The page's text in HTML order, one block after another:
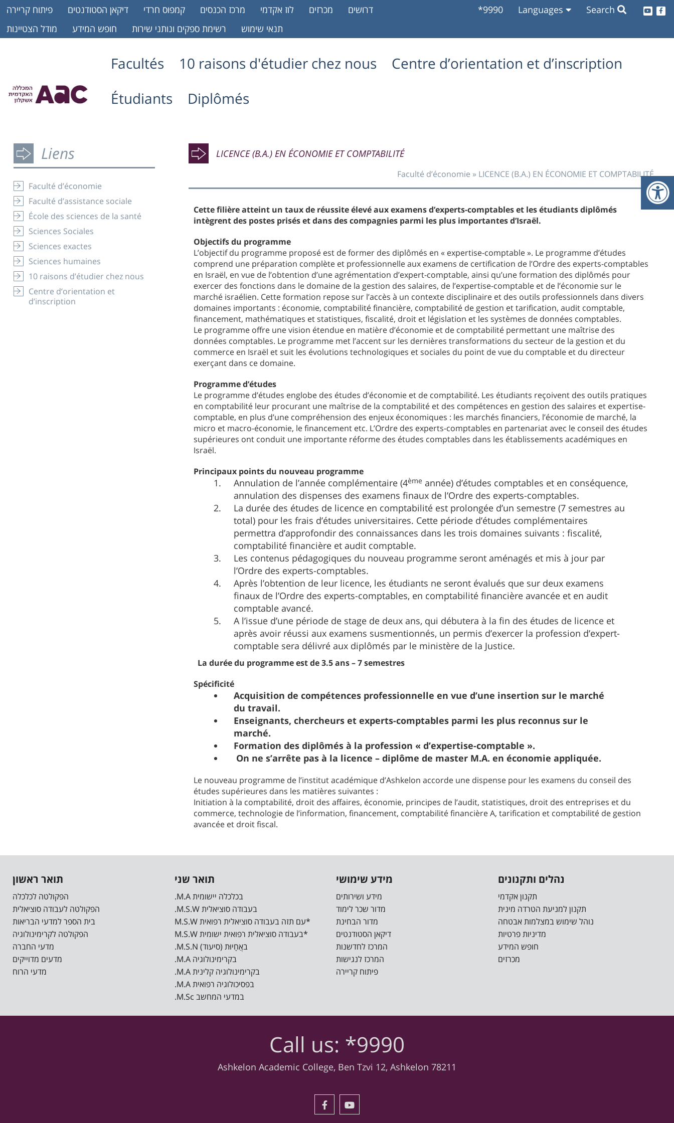
פיתוח קריירה דיקאן הסטודנטים קמפוס חרדי מרכז הכנסים לוז אקדמי מכרזים
דרושים
מודל הצטיינות
חופש המידע רשימת ספקים ונותני שירות תנאי שימוש
Search
Languages
*9990
Facultés 10 raisons d'étudier chez nous
Centre d’orientation et d’inscription
Étudiants
Diplômés
LICENCE (B.A.) EN ÉCONOMIE ET COMPTABILITÉ
Faculté d’économie » LICENCE (B.A.) EN ÉCONOMIE ET COMPTABILITÉ
Cette filière atteint un taux de réussite élevé aux examens d’experts-comptables et les étudiants diplômés
intègrent des postes prisés et dans des compagnies parmi les plus importantes d’Israël.
Objectifs du programme
L’objectif du programme proposé est de former des diplômés en « expertise-comptable ». Le programme d’études
comprend une préparation complète et professionnelle aux examens de certification de l’Ordre des experts-comptables
en Israël, en vue de l’obtention d’une agrémentation d’expert-comptable, ainsi qu’une formation des diplômés pour
exercer des fonctions dans le domaine de la gestion des salaires, de l’expertise-comptable et de l’économie sur le
marché israélien. Cette formation repose sur l’accès à un contexte disciplinaire et des outils professionnels dans divers
domaines importants : économie, comptabilité financière, comptabilité de gestion et tarification, audit comptable,
financement, mathématiques et statistiques, fiscalité, droit et législation et les systèmes de données comptables.
Le programme offre une vision étendue en matière d’économie et de comptabilité permettant une maîtrise des
données comptables. Le programme met l’accent sur les dernières transformations du secteur de la gestion et du
commerce en Israël et suit les évolutions technologiques et sociales du point de vue du comptable et du directeur
exerçant dans ce domaine.
Programme d’études
Le programme d’études englobe des études d’économie et de comptabilité. Les étudiants reçoivent des outils pratiques
en comptabilité leur procurant une maîtrise de la comptabilité et des compétences en gestion des salaires et expertise-
comptable, en plus d’une compréhension des enjeux économiques : les marchés financiers, l’économie de marché, la
micro et macro-économie, le financement etc. L’Ordre des experts-comptables en partenariat avec le conseil des études
supérieures ont conduit une importante réforme des études comptables dans les établissements académiques en
Israël.
Principaux points du nouveau programme
Annulation de l’année complémentaire (4ème année) d’études comptables et en conséquence,
annulation des dispenses des examens finaux de l’Ordre des experts-comptables.
La durée des études de licence en comptabilité est prolongée d’un semestre (7 semestres au
total) pour les frais d’études universitaires. Cette période d’études complémentaires
permettra d’approfondir des connaissances dans les trois domaines suivants : fiscalité,
comptabilité financière et audit comptable.
Les contenus pédagogiques du nouveau programme seront aménagés et mis à jour par
l’Ordre des experts-comptables.
Après l’obtention de leur licence, les étudiants ne seront évalués que sur deux examens
finaux de l’Ordre des experts-comptables, en comptabilité financière avancée et en audit
comptable avancé.
A l’issue d’une période de stage de deux ans, qui débutera à la fin des études de licence et
après avoir réussi aux examens susmentionnés, un permis d’exercer la profession d’expert-
comptable sera délivré aux diplômés par le ministère de la Justice.
La durée du programme est de 3.5 ans – 7 semestres
Spécificité
Acquisition de compétences professionnelle en vue d’une insertion sur le marché
du travail.
Enseignants, chercheurs et experts-comptables parmi les plus reconnus sur le
marché.
Formation des diplômés à la profession « d’expertise-comptable ».
On ne s’arrête pas à la licence –diplôme de master M.A. en économie appliquée.
Le nouveau programme de l’institut académique d’Ashkelon accorde une dispense pour les examens du conseil des
études supérieures dans les matières suivantes :
Initiation à la comptabilité, droit des affaires, économie, principes de l’audit, statistiques, droit des entreprises et du
commerce, technologie de l’information, financement, comptabilité financière A, tarification et comptabilité de gestion
avancée et droit fiscal.
Liens
Faculté d’économie
Faculté d’assistance sociale
École des sciences de la santé
Sciences Sociales
Sciences exactes
Sciences humaines
10 raisons d’étudier chez nous
Centre d’orientation et
d’inscription
תואר ראשון
הפקולטה לכלכלה
הפקולטה לעבודה סוציאלית
בית הספר למדעי הבריאות
הפקולטה לקרימינולוגיה
מדעי החברה
מדעים מדוייקים
מדעי הרוח
תואר שני
.M.A בכלכלה יישומית
.M.S.W בעבודה סוציאלית
M.S.W עם תזה בעבודה סוציאלית רפואית*
M.S.W בעבודה סוציאלית רפואית ישומית*
.M.S.N באֲחָיוּת (סיעוד)
.M.A בקרימינולוגיה
.M.A בקרימינולוגיה קלינית
.M.A בפסיכולוגיה רפואית
.M.Sc במדעי המחשב
מידע שימושי
מידע ושירותים
מדור שכר לימוד
מדור הבחינת
דיקאן הסטודנטים
המרכז לחדשנות
המרכז לנגישות
פיתוח קריירה
נהלים ותקנונים
תקנון אקדמי
תקנון למניעת הטרדה מינית
נוהל שימוש במצלמות אבטחה
מדיניות פרטיות
חופש המידע
מכרזים
Call us: *9990
Ashkelon Academic College, Ben Tzvi 12, Ashkelon 78211